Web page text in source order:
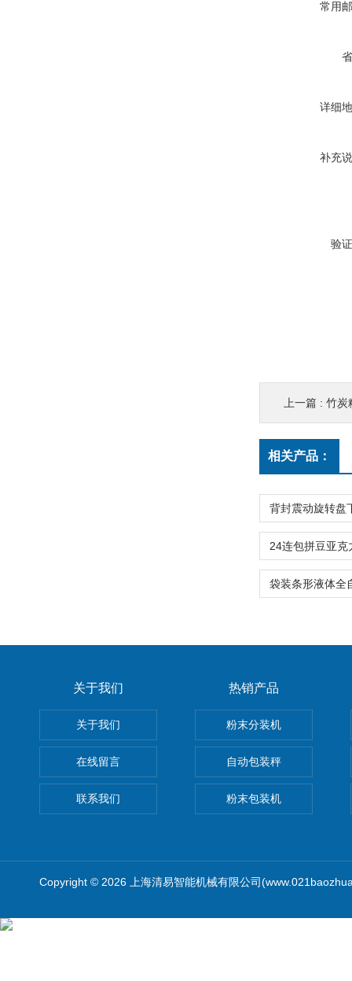
常用
详细
补充
验
上一篇 : 竹炭
相关产品：
关于我们
关于我们
在线留言
联系我们
热销产品
粉末分装机
自动包装秤
粉末包装机
Copyright © 2026 上海清易智能机械有限公司